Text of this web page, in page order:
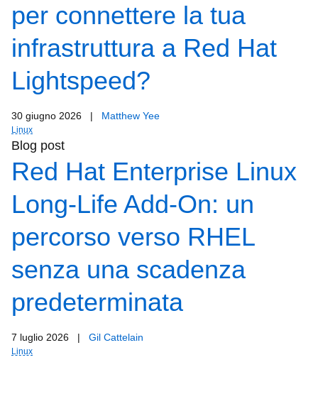
per connettere la tua
infrastruttura a Red Hat
Lightspeed?
30 giugno 2026 | Matthew Yee
Linux
Blog post
Red Hat Enterprise Linux
Long-Life Add-On: un
percorso verso RHEL
senza una scadenza
predeterminata
7 luglio 2026 | Gil Cattelain
Linux